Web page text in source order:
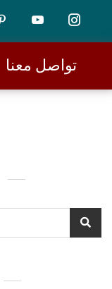
تواصل معنا